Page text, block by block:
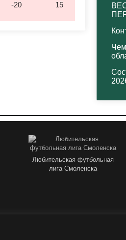
-20 15
Любительская футбольная
лига Смоленска